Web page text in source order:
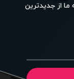
ما از جدیدترین